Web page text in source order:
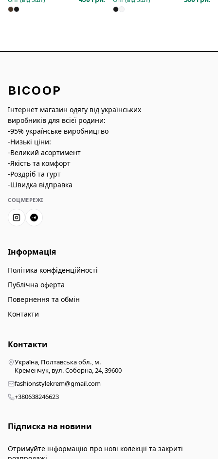
BICOOP
Інтернет магазин одягу від українських
виробників для всієї родини:
-95% українське виробництво
-Низькі ціни:
-Великий асортимент
-Якість та комфорт
-Роздріб та гурт
-Швидка відправка
СОЦМЕРЕЖІ
Інформація
Політика конфіденційності
Публічна оферта
Повернення та обмін
Контакти
Контакти
Україна, Полтавська обл., м.
Кременчук, вул. Соборна, 24, 39600
fashionstylekrem@gmail.com
+380638246623
Підписка на новини
Отримуйте інформацію про нові колекції та закриті